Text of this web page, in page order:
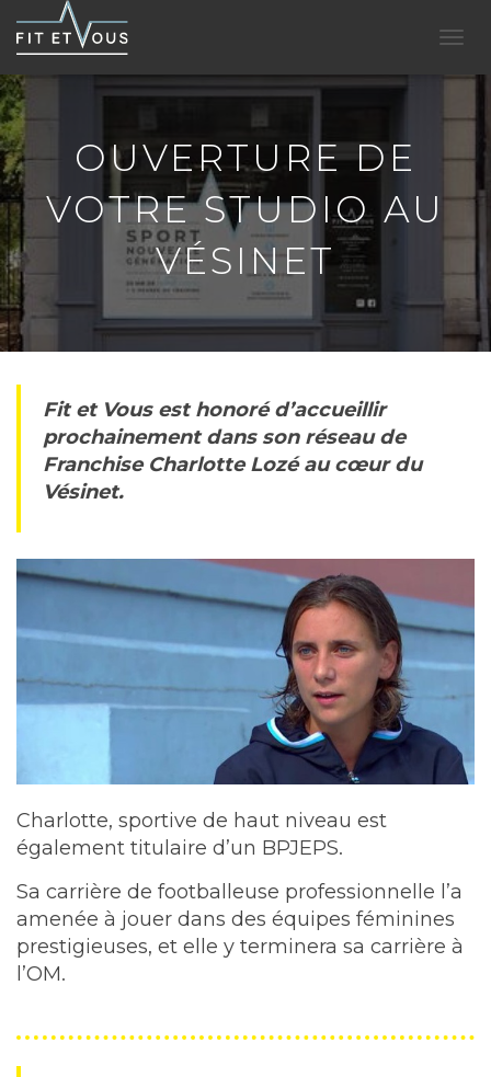
É
L
E
A
V
G
OUVERTURE DE
VOTRE STUDIO AU
VÉSINET
Fit et Vous est honoré d’accueillir
prochainement dans son réseau de
Franchise Charlotte Lozé au cœur du
Vésinet.
Charlotte, sportive de haut niveau est
également titulaire d’un BPJEPS.
Sa carrière de footballeuse professionnelle l’a
amenée à jouer dans des équipes féminines
prestigieuses, et elle y terminera sa carrière à
l’OM.